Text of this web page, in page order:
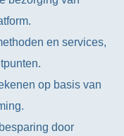
en services,
op basis van
door